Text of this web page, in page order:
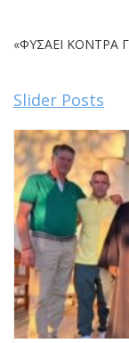
«ΦΥΣΑΕΙ ΚΟΝΤΡΑ
Slider Posts